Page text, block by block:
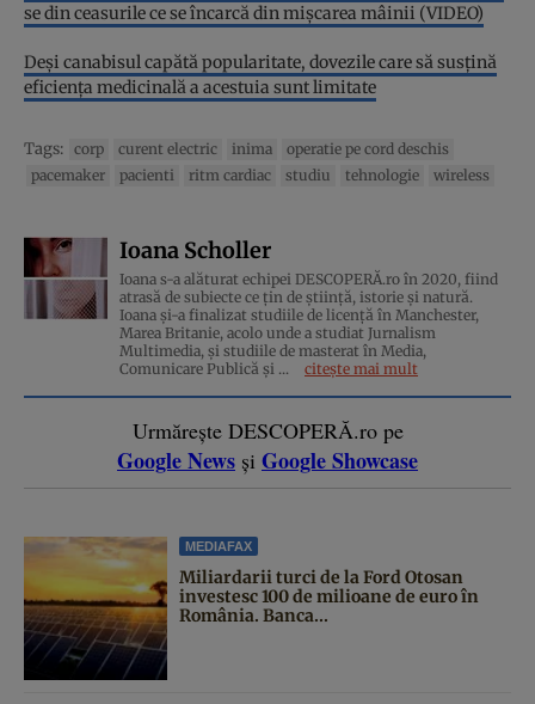
se din ceasurile ce se încarcă din mişcarea mâinii (VIDEO)
Deși canabisul capătă popularitate, dovezile care să susțină
eficiența medicinală a acestuia sunt limitate
Tags: corp curent electric inima
operatie pe cord deschis
pacemaker
pacienti ritm cardiac studiu tehnologie wireless
Ioana Scholler
Ioana s-a alăturat echipei DESCOPERĂ.ro în 2020, fiind
atrasă de subiecte ce țin de știință, istorie și natură.
Ioana și-a finalizat studiile de licență în Manchester,
Marea Britanie, acolo unde a studiat Jurnalism
Multimedia, și studiile de masterat în Media,
Comunicare Publică și ...
citește mai mult
Urmărește DESCOPERĂ.ro pe
Google News și Google Showcase
MEDIAFAX
Miliardarii turci de la Ford Otosan
investesc 100 de milioane de euro în
România. Banca...